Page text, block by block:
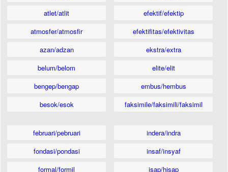
atlet/atlit
atmosfer/atmosfir
azan/adzan
belum/belom
bengep/bengap
besok/esok
efektif/efektip
efektifitas/efektivitas
ekstra/extra
elite/elit
embus/hembus
faksimile/faksimili/faksimil
februari/pebruari
fondasi/pondasi
formal/formil
indera/indra
insaf/insyaf
isap/hisap